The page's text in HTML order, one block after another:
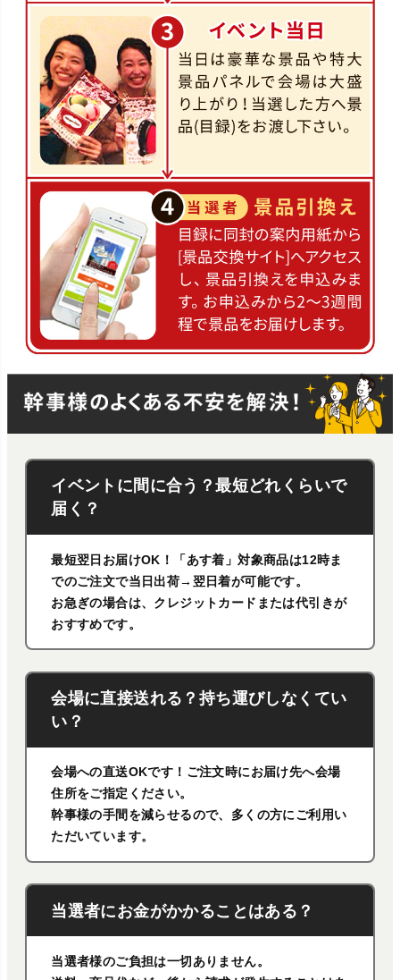
イベントに間に合う？最短どれくらいで
届く？
最短翌日お届けOK！「あす着」対象商品は12時ま
でのご注文で当日出荷→翌日着が可能です。
お急ぎの場合は、クレジットカードまたは代引きが
おすすめです。
会場に直接送れる？持ち運びしなくてい
い？
会場への直送OKです！ご注文時にお届け先へ会場
住所をご指定ください。
幹事様の手間を減らせるので、多くの方にご利用い
ただいています。
当選者にお金がかかることはある？
当選者様のご負担は一切ありません。